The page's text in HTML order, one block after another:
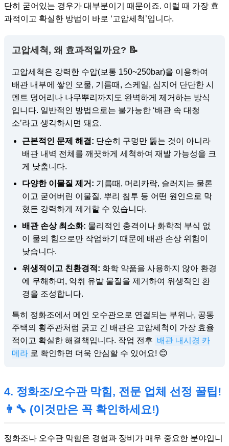
단히 굳어있는 경우가 대부분이기 때문이죠. 이럴 때 가장 효
과적이고 확실한 방법이 바로 ‘고압세척’입니다.
고압세척, 왜 효과적일까요? 📝
고압세척은 강력한 수압(보통 150~250bar)을 이용하여
배관 내부에 쌓인 오물, 기름때, 스케일, 심지어 단단한 시
멘트 덩어리나 나무뿌리까지도 완벽하게 제거하는 방식
입니다. 일반적인 방법으로는 불가능한 ‘배관 속 대청
소’라고 생각하시면 돼요.
근본적인 문제 해결: 단순히 구멍만 뚫는 것이 아니라
배관 내벽 전체를 깨끗하게 세척하여 재발 가능성을 크
게 낮춥니다.
다양한 이물질 제거: 기름때, 머리카락, 슬러지는 물론
이고 굳어버린 이물질, 뿌리 침투 등 어떤 원인으로 막
혔든 강력하게 제거할 수 있습니다.
배관 손상 최소화: 물리적인 충격이나 화학적 부식 없
이 물의 힘으로만 작업하기 때문에 배관 손상 위험이
낮습니다.
위생적이고 친환경적: 화학 약품을 사용하지 않아 환경
에 무해하며, 악취 유발 물질을 제거하여 위생적인 환
경을 조성합니다.
특히 정화조에서 메인 오수관으로 연결되는 부위나, 공동
주택의 횡주관처럼 굵고 긴 배관은 고압세척이 가장 효율
적이고 확실한 해결책입니다. 작업 전후 배관 내시경 카
메라 로 확인하면 더욱 안심할 수 있어요! 😊
4. 정화조/오수관 막힘, 전문 업체 선정 꿀팁!
👨‍🔧 (이것만은 꼭 확인하세요!)
정화조나 오수관 막힘은 경험과 장비가 매우 중요한 분야입니